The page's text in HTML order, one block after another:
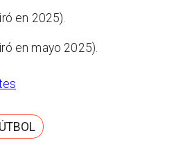
en 2025).
en mayo 2025).